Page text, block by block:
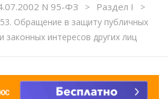
N 95-ФЗ
> Раздел I >
Обращение в защиту публичных
законных интересов других лиц